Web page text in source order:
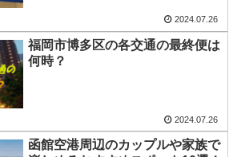
2024.07.26
福岡市博多区の各交通の最終便は
何時？
2024.07.26
函館空港周辺のカップルや家族で